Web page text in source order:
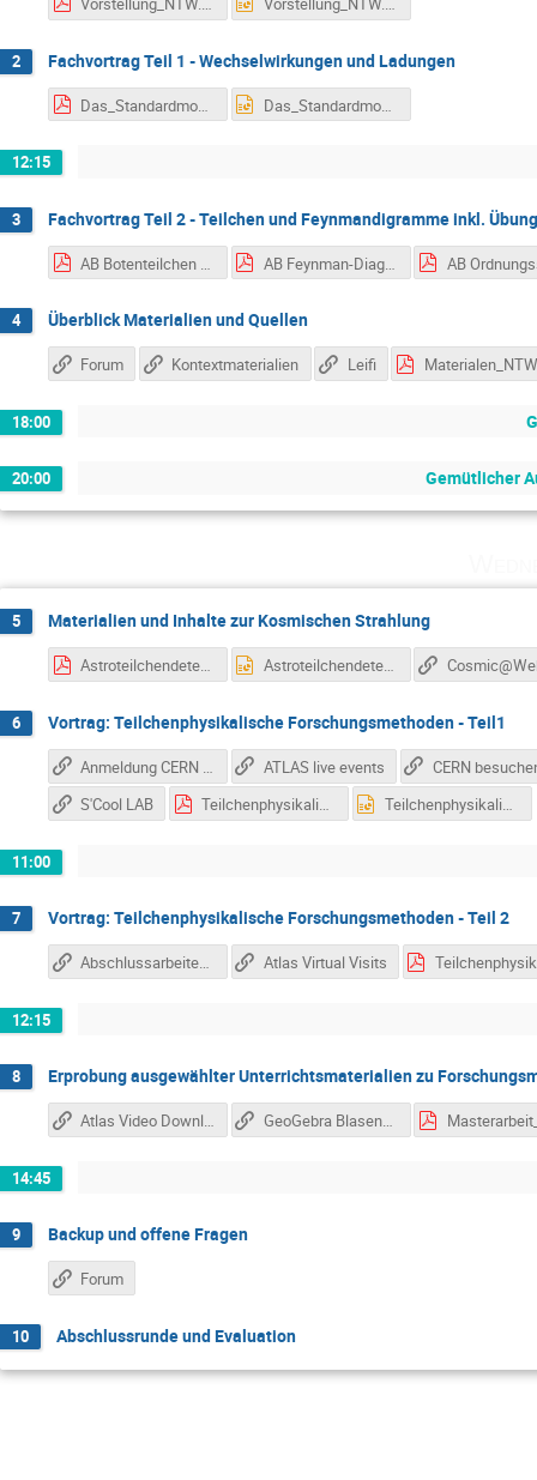
2 Fachvortrag Teil 1 - Wechselwirkungen und Ladungen
Das_Standardmodell_der_Teilchenphysik_im_Schulunterricht.pptx
12:15
3 Fachvortrag Teil 2 - Teilchen und Feynmandigramme inkl.
AB Feynman-Diagramme für LFB.pdf
4 Überblick Materialien und Quellen
Forum Kontextmaterialien Leifi
18:00
20:00 Gemütlicher
5 Materialien und Inhalte zur Kosmischen Strahlung
Astroteilchendetektoren.pdf Astroteilchendetektoren.pptx
6 Vortrag: Teilchenphysikalische Forschungsmethoden - Teil1
Anmeldung CERN Workshop (Jugendliche)
ATLAS live events
S'Cool LAB
Teilchenphysikalische_Forschungsmethoden_I.pdf Teilchenphysikalische_Forschungsmethoden_I.pptx
11:00
7 Vortrag: Teilchenphysikalische Forschungsmethoden - Teil 2
Abschlussarbeiten zur Teilchenidentifikation mit Detektoren Atlas Virtual Visits
12:15
8 Erprobung ausgewählter Unterrichtsmaterialien zu
Atlas Video Download GeoGebra Blasenkammeraufgaben
14:45
9 Backup und offene Fragen
Forum
10 Abschlussrunde und Evaluation